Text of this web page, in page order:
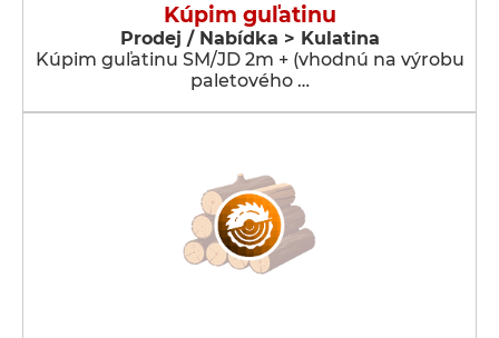
Kúpim guľatinu
Prodej / Nabídka > Kulatina
Kúpim guľatinu SM/JD 2m + (vhodnú na výrobu
paletového …